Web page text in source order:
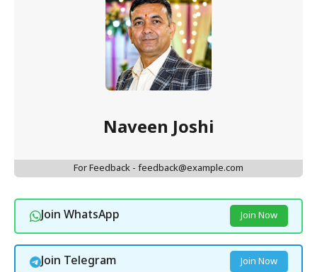
Naveen Joshi
For Feedback - feedback@example.com
Join WhatsApp Join Now
Join Telegram Join Now